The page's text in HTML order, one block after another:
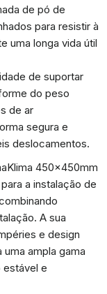
de pó de
para resistir à
uma longa vida útil
de suportar
do peso
de ar
segura e
deslocamentos.
450x450mm
a instalação de
A sua
e design
ampla gama
estável e